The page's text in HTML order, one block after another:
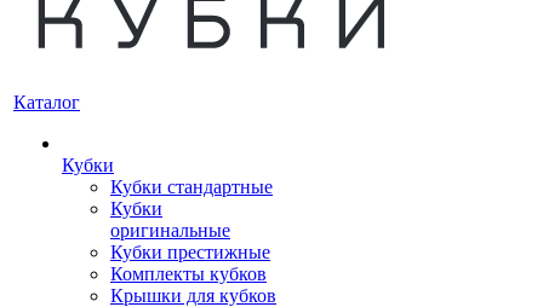
Каталог
Кубки
Кубки стандартные
Кубки
оригинальные
Кубки престижные
Комплекты кубков
Крышки для кубков